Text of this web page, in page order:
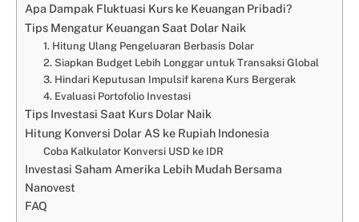
Apa Dampak Fluktuasi Kurs ke Keuangan Pribadi?
Tips Mengatur Keuangan Saat Dolar Naik
1. Hitung Ulang Pengeluaran Berbasis Dolar
2. Siapkan Budget Lebih Longgar untuk Transaksi Global
3. Hindari Keputusan Impulsif karena Kurs Bergerak
4. Evaluasi Portofolio Investasi
Tips Investasi Saat Kurs Dolar Naik
Hitung Konversi Dolar AS ke Rupiah Indonesia
Coba Kalkulator Konversi USD ke IDR
Investasi Saham Amerika Lebih Mudah Bersama
Nanovest
FAQ